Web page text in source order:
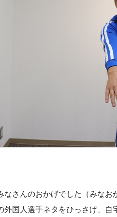
さんのおかげでした（みなお
国人選手ネタをひっさげ、自